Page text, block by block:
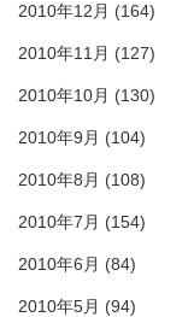
2010年12月 (164)
2010年11月 (127)
2010年10月 (130)
2010年9月 (104)
2010年8月 (108)
2010年7月 (154)
2010年6月 (84)
2010年5月 (94)